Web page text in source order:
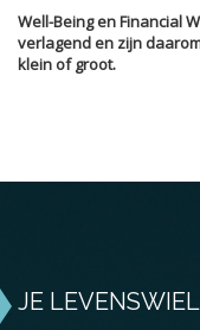
Well-Being en Financial
verlagend en zijn
klein of groot.
JE LEVENSWIEL